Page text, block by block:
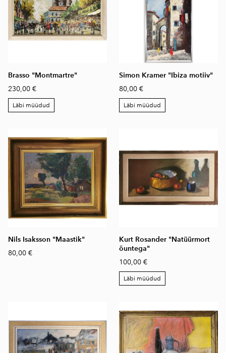
Brasso "Montmartre"
230,00 €
Läbi müüdud
Simon Kramer "Ibiza motiiv"
80,00 €
Läbi müüdud
Nils Isaksson "Maastik"
80,00 €
Kurt Rosander "Natüürmort
õuntega"
100,00 €
Läbi müüdud